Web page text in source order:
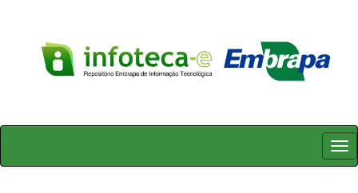
Skip